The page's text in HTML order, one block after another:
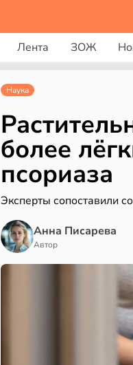
Лента ЗОЖ
Наука
более
псориаза
Эксперты сопоставили
Анна Писарева
Автор